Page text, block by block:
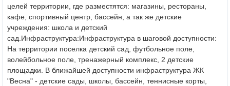
целей территории, где разместятся: магазины, рестораны,
кафе, спортивный центр, бассейн, а так же детские
учреждения: школа и детский
сад. Инфраструктура:Инфраструктура в шаговой доступности:
На территории поселка детский сад, футбольное поле,
волейбольное поле, тренажерный комплекс, 2 детские
площадки. В ближайшей доступности инфраструктура ЖК
"Весна" - детские сады, школы, бассейн, теннисные корты,